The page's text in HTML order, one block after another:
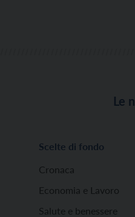
Le
Scelte di fondo
Cronaca
Economia e Lavoro
Salute e benessere